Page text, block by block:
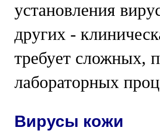
установления
других -
требует сложных,
лабораторных
Вирусы кожи